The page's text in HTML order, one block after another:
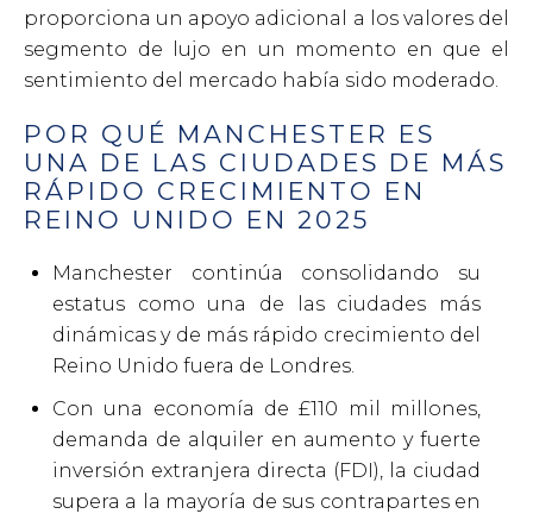
proporciona un apoyo adicional a los valores del
segmento de lujo en un momento en que el
sentimiento del mercado había sido moderado.
POR QUÉ MANCHESTER ES
UNA DE LAS CIUDADES DE MÁS
RÁPIDO CRECIMIENTO EN
REINO UNIDO EN 2025
Manchester continúa consolidando su
estatus como una de las ciudades más
dinámicas y de más rápido crecimiento del
Reino Unido fuera de Londres.
Con una economía de £110 mil millones,
demanda de alquiler en aumento y fuerte
inversión extranjera directa (FDI), la ciudad
supera a la mayoría de sus contrapartes en